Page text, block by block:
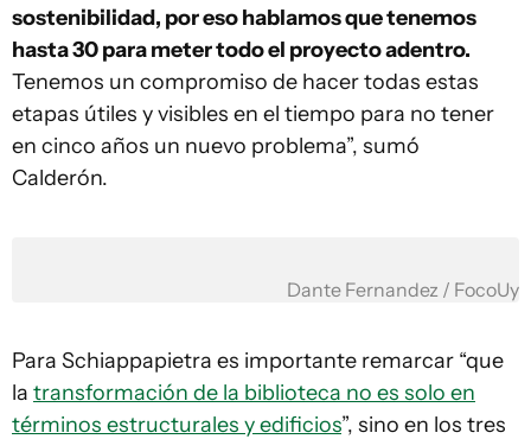
sostenibilidad, por eso hablamos que tenemos
hasta 30 para meter todo el proyecto adentro.
Tenemos un compromiso de hacer todas estas
etapas útiles y visibles en el tiempo para no tener
en cinco años un nuevo problema”, sumó
Calderón.
Dante Fernandez / FocoUy
Para Schiappapietra es importante remarcar “que
la transformación de la biblioteca no es solo en
términos estructurales y edificios”, sino en los tres